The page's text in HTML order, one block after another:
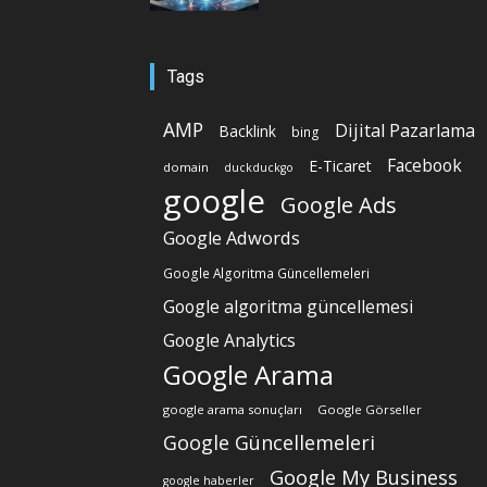
Tags
AMP Backlink bing Dijital Pazarlama
domain duckduckgo E-Ticaret Facebook
google Google Ads
Google Adwords
Google Algoritma Güncellemeleri
Google algoritma güncellemesi
Google Analytics
Google Arama
google arama sonuçları Google Görseller
Google Güncellemeleri
google haberler Google My Business